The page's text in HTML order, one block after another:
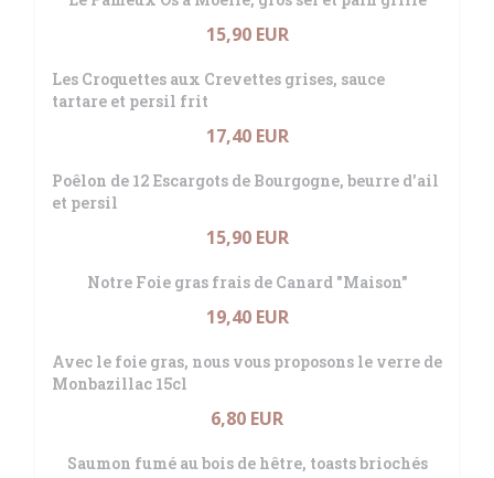
15,90 EUR
Les Croquettes aux Crevettes grises, sauce
tartare et persil frit
17,40 EUR
Poêlon de 12 Escargots de Bourgogne, beurre d'ail
et persil
15,90 EUR
Notre Foie gras frais de Canard "Maison"
19,40 EUR
Avec le foie gras, nous vous proposons le verre de
Monbazillac 15cl
6,80 EUR
Saumon fumé au bois de hêtre, toasts briochés